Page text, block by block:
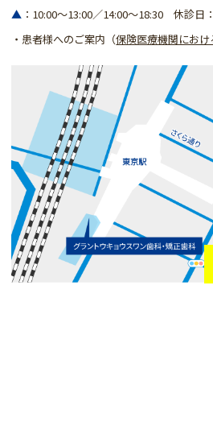
▲ ：10:00〜13:00／14:00～18:30 休診日
・患者様へのご案内（保険医療機関にお